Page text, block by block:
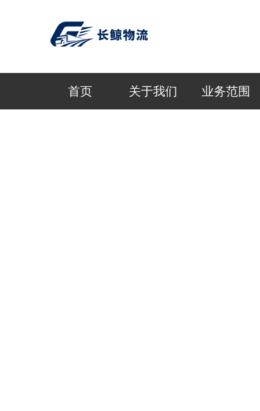
首页 关于我们 业务范围